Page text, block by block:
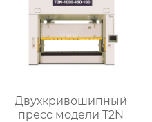
Двухкривошипный
пресс модели T2N